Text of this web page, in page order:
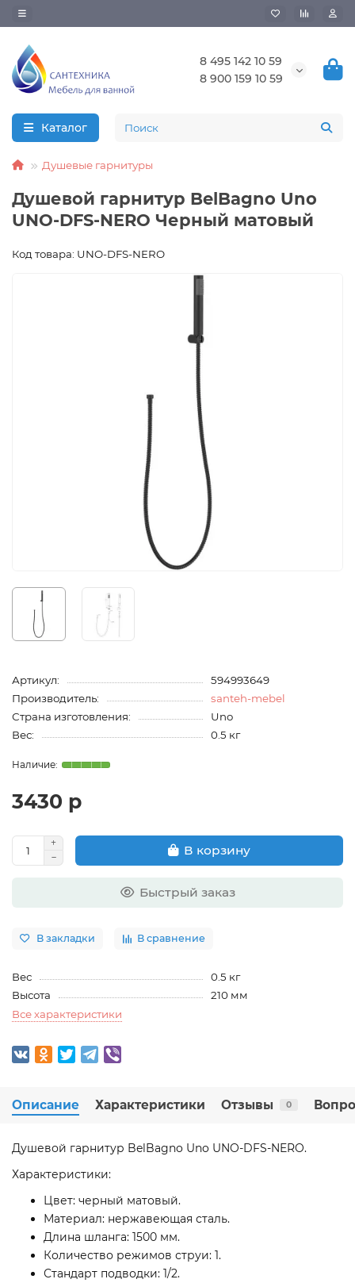
8 495 142 10 59
8 900 159 10 59
Каталог
Душевые гарнитуры
Душевой гарнитур BelBagno Uno
UNO-DFS-NERO Черный матовый
Код товара: UNO-DFS-NERO
Артикул:
594993649
Производитель:
santeh-mebel
Страна изготовления:
Uno
Вес:
0.5 кг
3430 р
В корзину
Быстрый заказ
В закладки В сравнение
Вес
0.5 кг
Высота
210 мм
Все характеристики
Описание Характеристики Отзывы 0
Душевой гарнитур BelBagno Uno UNO-DFS-NERO.
Характеристики:
Цвет: черный матовый.
Материал: нержавеющая сталь.
Длина шланга: 1500 мм.
Количество режимов струи: 1.
Стандарт подводки: 1/2.